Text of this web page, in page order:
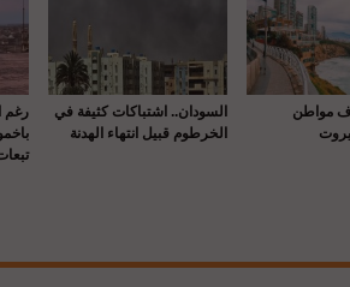
مواطن
السودان.. اشتباكات كثيفة في
الخرطوم قبيل انتهاء الهدنة
رغم